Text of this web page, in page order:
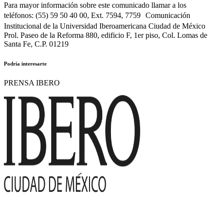
Para mayor información sobre este comunicado llamar a los
teléfonos: (55) 59 50 40 00, Ext. 7594, 7759 Comunicación
Institucional de la Universidad Iberoamericana Ciudad de México
Prol. Paseo de la Reforma 880, edificio F, 1er piso, Col. Lomas de
Santa Fe, C.P. 01219
Podría interesarte
PRENSA IBERO